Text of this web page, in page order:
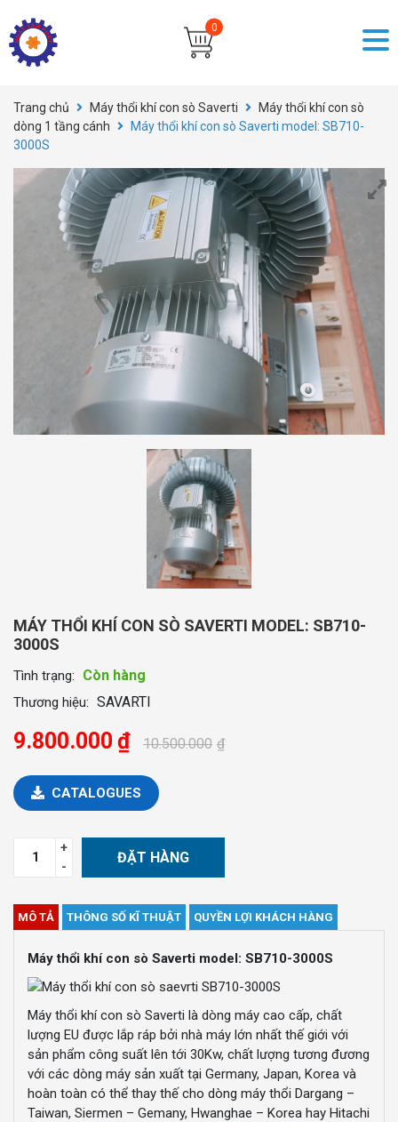
Trang chủ Máy thổi khí con sò Saverti
Máy thổi khí con sò
dòng 1 tầng cánh
Máy thổi khí con sò Saverti model: SB710-
3000S
MÁY THỔI KHÍ CON SÒ SAVERTI MODEL: SB710-
3000S
Tình trạng: Còn hàng
Thương hiệu: SAVARTI
9.800.000 ₫ 10.500.000 ₫
CATALOGUES
ĐẶT HÀNG
MÔ TẢ THÔNG SỐ KĨ THUẬT QUYỀN LỢI KHÁCH HÀNG
Máy thổi khí con sò Saverti model: SB710-3000S
Máy thổi khí con sò Saverti là dòng máy cao cấp, chất
lượng EU được lắp ráp bởi nhà máy lớn nhất thế giới với
sản phẩm công suất lên tới 30Kw, chất lượng tương đương
với các dòng máy sản xuất tại Germany, Japan, Korea và
hoàn toàn có thể thay thế cho dòng máy thổi Dargang –
Taiwan, Siermen – Gemany, Hwanghae – Korea hay Hitachi